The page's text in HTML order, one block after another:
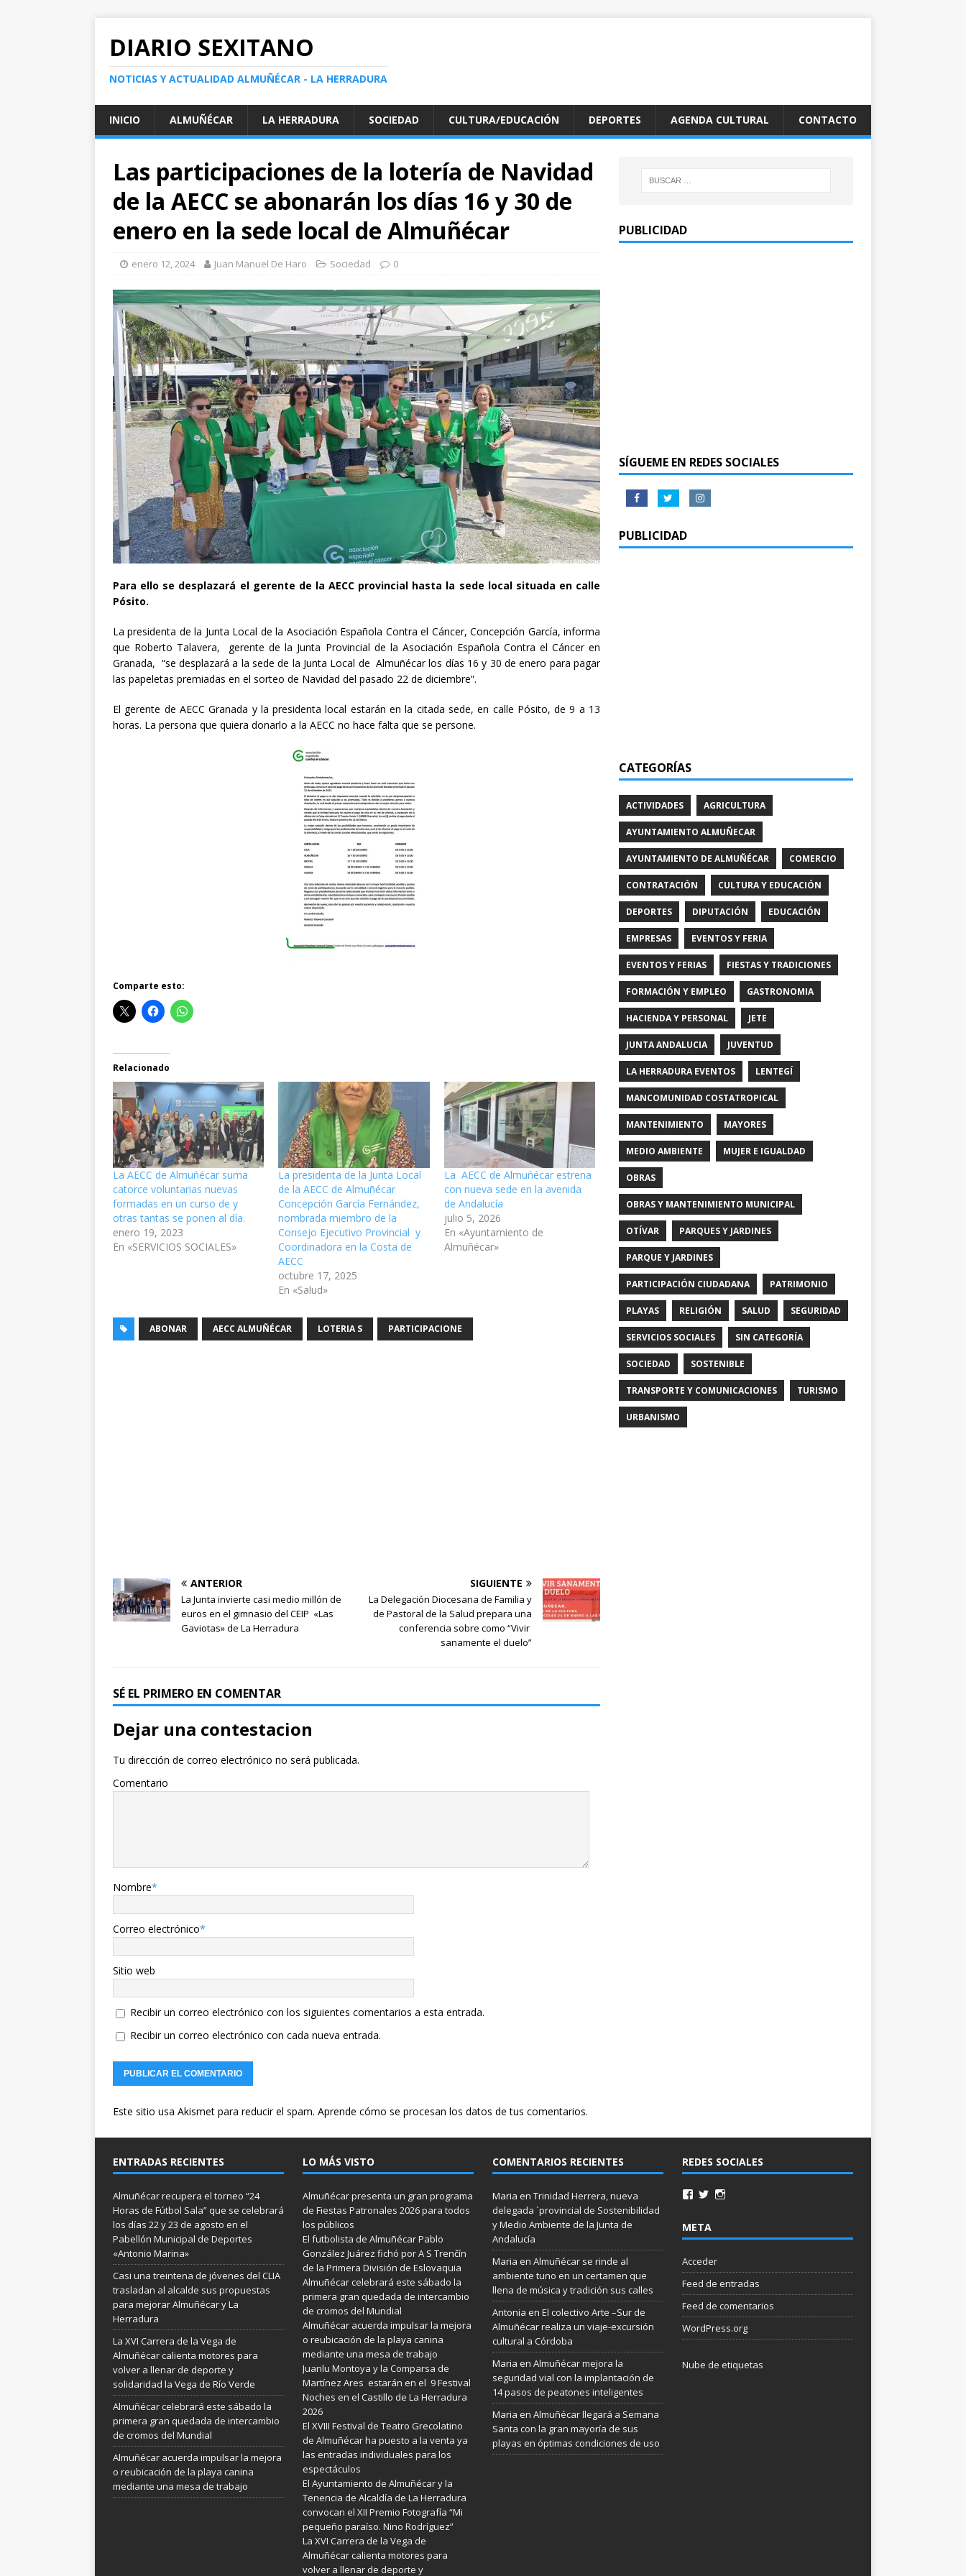
DIARIO SEXITANO
NOTICIAS Y ACTUALIDAD ALMUÑÉCAR - LA HERRADURA
INICIO ALMUÑÉCAR LA HERRADURA SOCIEDAD CULTURA/EDUCACIÓN DEPORTES AGENDA CULTURAL CONTACTO
Las participaciones de la lotería de Navidad
de la AECC se abonarán los días 16 y 30 de
enero en la sede local de Almuñécar
enero 12, 2024 Juan Manuel De Haro Sociedad 0
Para ello se desplazará el gerente de la AECC provincial hasta la sede local situada en calle
Pósito.
La presidenta de la Junta Local de la Asociación Española Contra el Cáncer, Concepción García, informa
que Roberto Talavera, gerente de la Junta Provincial de la Asociación Española Contra el Cáncer en
Granada, “se desplazará a la sede de la Junta Local de Almuñécar los días 16 y 30 de enero para pagar
las papeletas premiadas en el sorteo de Navidad del pasado 22 de diciembre”.
El gerente de AECC Granada y la presidenta local estarán en la citada sede, en calle Pósito, de 9 a 13
horas. La persona que quiera donarlo a la AECC no hace falta que se persone.
Comparte esto:
Relacionado
La AECC de Almuñécar suma
catorce voluntarias nuevas
formadas en un curso de y
otras tantas se ponen al día.
enero 19, 2023
En «SERVICIOS SOCIALES»
La presidenta de la Junta Local
de la AECC de Almuñécar
Concepción García Fernández,
nombrada miembro de la
Consejo Ejecutivo Provincial y
Coordinadora en la Costa de
AECC
octubre 17, 2025
En «Salud»
La AECC de Almuñécar estrena
con nueva sede en la avenida
de Andalucía
julio 5, 2026
En «Ayuntamiento de
Almuñécar»
ABONAR AECC ALMUÑÉCAR LOTERIA S PARTICIPACIONE
ANTERIOR
La Junta invierte casi medio millón de
euros en el gimnasio del CEIP «Las
Gaviotas» de La Herradura
SIGUIENTE
La Delegación Diocesana de Familia y
de Pastoral de la Salud prepara una
conferencia sobre como “Vivir
sanamente el duelo”
SÉ EL PRIMERO EN COMENTAR
Dejar una contestacion
Tu dirección de correo electrónico no será publicada.
Comentario
Nombre*
Correo electrónico*
Sitio web
Recibir un correo electrónico con los siguientes comentarios a esta entrada.
Recibir un correo electrónico con cada nueva entrada.
Este sitio usa Akismet para reducir el spam. Aprende cómo se procesan los datos de tus comentarios.
PUBLICIDAD
SÍGUEME EN REDES SOCIALES
PUBLICIDAD
CATEGORÍAS
ACTIVIDADES AGRICULTURA
AYUNTAMIENTO ALMUÑECAR
AYUNTAMIENTO DE ALMUÑÉCAR COMERCIO
CONTRATACIÓN CULTURA Y EDUCACIÓN
DEPORTES DIPUTACIÓN EDUCACIÓN
EMPRESAS EVENTOS Y FERIA
EVENTOS Y FERIAS FIESTAS Y TRADICIONES
FORMACIÓN Y EMPLEO GASTRONOMIA
HACIENDA Y PERSONAL JETE
JUNTA ANDALUCIA JUVENTUD
LA HERRADURA EVENTOS LENTEGÍ
MANCOMUNIDAD COSTATROPICAL
MANTENIMIENTO MAYORES
MEDIO AMBIENTE MUJER E IGUALDAD
OBRAS
OBRAS Y MANTENIMIENTO MUNICIPAL
OTÍVAR PARQUES Y JARDINES
PARQUE Y JARDINES
PARTICIPACIÓN CIUDADANA PATRIMONIO
PLAYAS RELIGIÓN SALUD SEGURIDAD
SERVICIOS SOCIALES SIN CATEGORÍA
SOCIEDAD SOSTENIBLE
TRANSPORTE Y COMUNICACIONES TURISMO
URBANISMO
ENTRADAS RECIENTES
Almuñécar recupera el torneo “24
Horas de Fútbol Sala” que se celebrará
los días 22 y 23 de agosto en el
Pabellón Municipal de Deportes
«Antonio Marina»
Casi una treintena de jóvenes del CLIA
trasladan al alcalde sus propuestas
para mejorar Almuñécar y La
Herradura
La XVI Carrera de la Vega de
Almuñécar calienta motores para
volver a llenar de deporte y
solidaridad la Vega de Río Verde
Almuñécar celebrará este sábado la
primera gran quedada de intercambio
de cromos del Mundial
Almuñécar acuerda impulsar la mejora
o reubicación de la playa canina
mediante una mesa de trabajo
LO MÁS VISTO
Almuñécar presenta un gran programa
de Fiestas Patronales 2026 para todos
los públicos
El futbolista de Almuñécar Pablo
González Juárez fichó por A S Trenčín
de la Primera División de Eslovaquia
Almuñécar celebrará este sábado la
primera gran quedada de intercambio
de cromos del Mundial
Almuñécar acuerda impulsar la mejora
o reubicación de la playa canina
mediante una mesa de trabajo
Juanlu Montoya y la Comparsa de
Martínez Ares estarán en el 9 Festival
Noches en el Castillo de La Herradura
2026
El XVIII Festival de Teatro Grecolatino
de Almuñécar ha puesto a la venta ya
las entradas individuales para los
espectáculos
El Ayuntamiento de Almuñécar y la
Tenencia de Alcaldía de La Herradura
convocan el XII Premio Fotografía “Mi
pequeño paraíso. Nino Rodríguez”
La XVI Carrera de la Vega de
Almuñécar calienta motores para
volver a llenar de deporte y
COMENTARIOS RECIENTES
Maria en Trinidad Herrera, nueva
delegada `provincial de Sostenibilidad
y Medio Ambiente de la Junta de
Andalucía
Maria en Almuñécar se rinde al
ambiente tuno en un certamen que
llena de música y tradición sus calles
Antonia en El colectivo Arte –Sur de
Almuñécar realiza un viaje-excursión
cultural a Córdoba
Maria en Almuñécar mejora la
seguridad vial con la implantación de
14 pasos de peatones inteligentes
Maria en Almuñécar llegará a Semana
Santa con la gran mayoría de sus
playas en óptimas condiciones de uso
REDES SOCIALES
META
Acceder
Feed de entradas
Feed de comentarios
WordPress.org
Nube de etiquetas